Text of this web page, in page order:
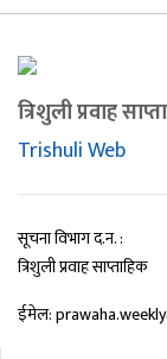
त्रिशुली प्रवाह
Trishuli Web
सूचना विभाग द.न. :
त्रिशुली प्रवाह साप्ताहिक
ईमेल: